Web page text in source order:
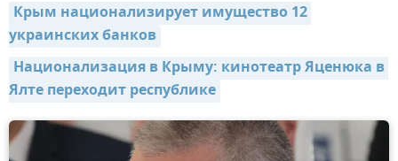
Крым национализирует имущество 12
украинских банков
Национализация в Крыму: кинотеатр Яценюка в
Ялте переходит республике